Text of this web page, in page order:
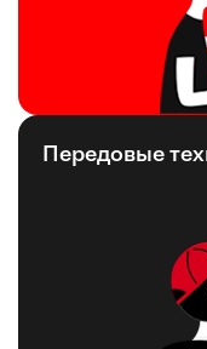
Передовые